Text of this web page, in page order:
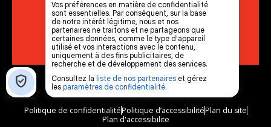
RADIO HD
••••••••••••••••••
Comment synthoniser la fréquence HD dans
votre voiture
© 2026 FM 103,3 Tous droits réservés.
Politique de confidentialitéPolitique d’accessibilitéPlan du site
Plan d'accessibilite